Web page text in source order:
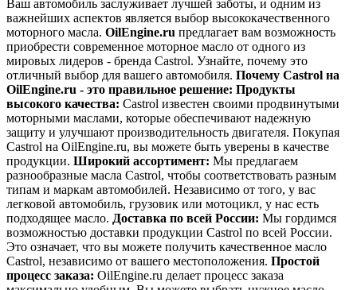
Ваш автомобиль заслуживает лучшей заботы, и одним из
важнейших аспектов является выбор высококачественного
моторного масла. OilEngine.ru предлагает вам возможность
приобрести современное моторное масло от одного из
мировых лидеров - бренда Castrol. Узнайте, почему это
отличный выбор для вашего автомобиля. Почему Castrol на
OilEngine.ru - это правильное решение: Продукты
высокого качества: Castrol известен своими продвинутыми
моторными маслами, которые обеспечивают надежную
защиту и улучшают производительность двигателя. Покупая
Castrol на OilEngine.ru, вы можете быть уверены в качестве
продукции. Широкий ассортимент: Мы предлагаем
разнообразные масла Castrol, чтобы соответствовать разным
типам и маркам автомобилей. Независимо от того, у вас
легковой автомобиль, грузовик или мотоцикл, у нас есть
подходящее масло. Доставка по всей России: Мы гордимся
возможностью доставки продукции Castrol по всей России.
Это означает, что вы можете получить качественное масло
Castrol, независимо от вашего местоположения. Простой
процесс заказа: OilEngine.ru делает процесс заказа